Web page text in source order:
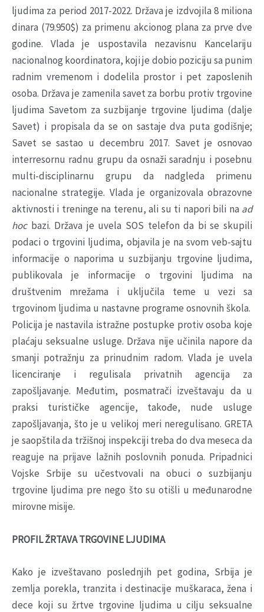
ljudima za period 2017-2022. Država je izdvojila 8 miliona
dinara (79.950$) za primenu akcionog plana za prve dve
godine. Vlada je uspostavila nezavisnu Kancelariju
nacionalnog koordinatora, koji je dobio poziciju sa punim
radnim vremenom i dodelila prostor i pet zaposlenih
osoba. Država je zamenila savet za borbu protiv trgovine
ljudima Savetom za suzbijanje trgovine ljudima (dalje
Savet) i propisala da se on sastaje dva puta godišnje;
Savet se sastao u decembru 2017. Savet je osnovao
interresornu radnu grupu da osnaži saradnju i posebnu
multi-disciplinarnu grupu da nadgleda primenu
nacionalne strategije. Vlada je organizovala obrazovne
aktivnosti i treninge na terenu, ali su ti napori bili na ad
hocbazi. Država je uvela SOS telefon da bi se skupili
podaci o trgovini ljudima, objavila je na svom veb-sajtu
informacije o naporima u suzbijanju trgovine ljudima,
publikovala je informacije o trgovini ljudima na
društvenim mrežama i uključila teme u vezi sa
trgovinom ljudima u nastavne programe osnovnih škola.
Policija je nastavila istražne postupke protiv osoba koje
plaćaju seksualne usluge. Država nije učinila napore da
smanji potražnju za prinudnim radom. Vlada je uvela
licenciranje i regulisala privatnih agencija za
zapošljavanje. Međutim, posmatrači izveštavaju da u
praksi turističke agencije, takođe, nude usluge
zapošljavanja, što je u velikoj meri neregulisano. GRETA
je saopštila da tržišnoj inspekciji treba do dva meseca da
reaguje na prijave lažnih poslovnih ponuda. Pripadnici
Vojske Srbije su učestvovali na obuci o suzbijanju
trgovine ljudima pre nego što su otišli u međunarodne
mirovne misije.
PROFIL ŽRTAVA TRGOVINE LJUDIMA
Kako je izveštavano poslednjih pet godina, Srbija je
zemlja porekla, tranzita i destinacije muškaraca, žena i
dece koji su žrtve trgovine ljudima u cilju seksualne